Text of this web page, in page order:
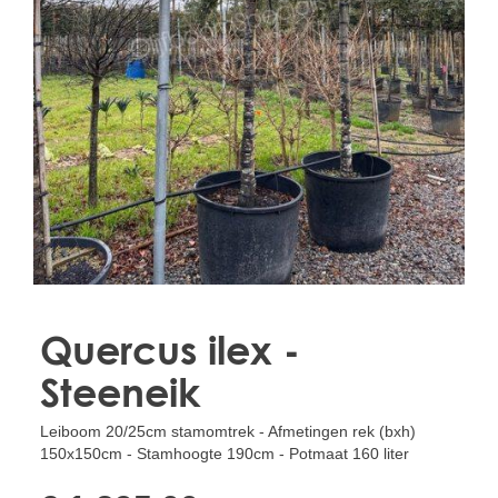
Treesafe
VORSTBESCHERMINGVOORBOMEN.NL
WINTERSCHUTZFUERBAEUME.DE
FROSTPROTECTIONFORTREES.CO.UK
Terracotta
TERRACOTTA.NL
TERRACOTTA.BE
TERRAKOTTA.DE
Quercus ilex -
Steeneik
Leiboom 20/25cm stamomtrek - Afmetingen rek (bxh)
150x150cm - Stamhoogte 190cm - Potmaat 160 liter